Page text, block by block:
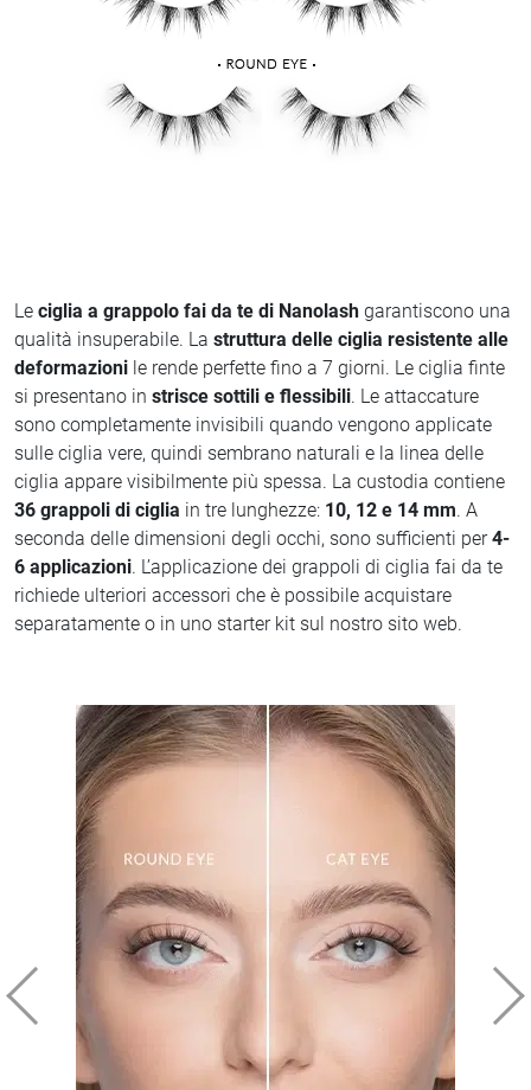
Le ciglia a grappolo fai da te di Nanolash garantiscono una
qualità insuperabile. La struttura delle ciglia resistente alle
deformazioni le rende perfette fino a 7 giorni. Le ciglia finte
si presentano in strisce sottili e flessibili. Le attaccature
sono completamente invisibili quando vengono applicate
sulle ciglia vere, quindi sembrano naturali e la linea delle
ciglia appare visibilmente più spessa. La custodia contiene
36 grappoli di ciglia in tre lunghezze: 10, 12 e 14 mm. A
seconda delle dimensioni degli occhi, sono sufficienti per4-
6 applicazioni. L’applicazione dei grappoli di ciglia fai da te
richiede ulteriori accessori che è possibile acquistare
separatamente o in uno starter kit sul nostro sito web.